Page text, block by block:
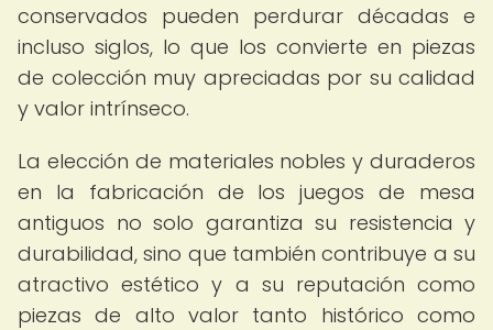
conservados pueden perdurar décadas e
incluso siglos, lo que los convierte en piezas
de colección muy apreciadas por su calidad
y valor intrínseco.
La elección de materiales nobles y duraderos
en la fabricación de los juegos de mesa
antiguos no solo garantiza su resistencia y
durabilidad, sino que también contribuye a su
atractivo estético y a su reputación como
piezas de alto valor tanto histórico como